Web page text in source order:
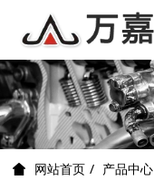
网站首页 产品中心